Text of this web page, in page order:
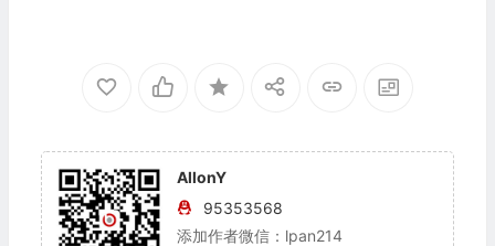
AllonY
95353568
添加作者微信：lpan214